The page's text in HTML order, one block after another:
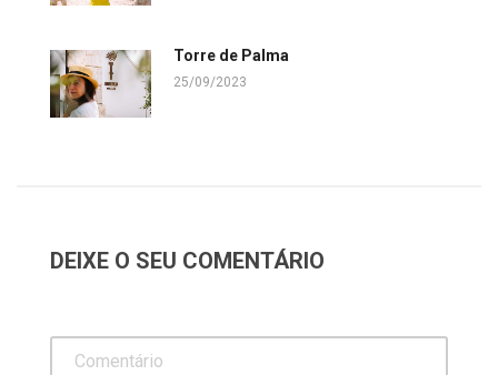
Torre de Palma
25/09/2023
DEIXE O SEU COMENTÁRIO